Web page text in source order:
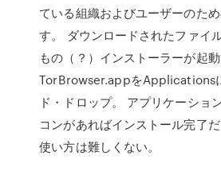
ている組織およびユーザーのた
す。 ダウンロードされたファイ
もの（？）インストーラーが起動
TorBrowser.appをApplications
ド・ドロップ。 アプリケーショ
コンがあればインストール完了
使い方は難しくない。